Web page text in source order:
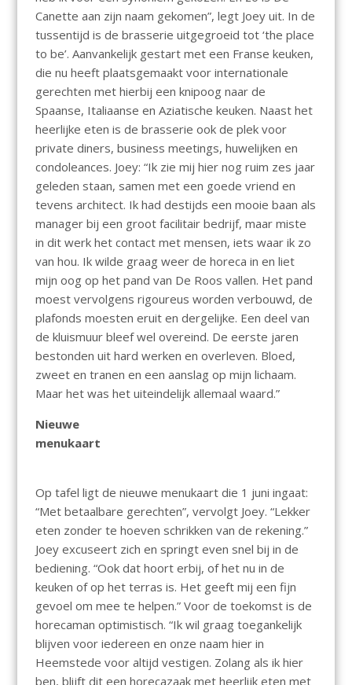
Canette aan zijn naam gekomen”, legt Joey uit. In de
tussentijd is de brasserie uitgegroeid tot ‘the place
to be’. Aanvankelijk gestart met een Franse keuken,
die nu heeft plaatsgemaakt voor internationale
gerechten met hierbij een knipoog naar de
Spaanse, Italiaanse en Aziatische keuken. Naast het
heerlijke eten is de brasserie ook de plek voor
private diners, business meetings, huwelijken en
condoleances. Joey: “Ik zie mij hier nog ruim zes jaar
geleden staan, samen met een goede vriend en
tevens architect. Ik had destijds een mooie baan als
manager bij een groot facilitair bedrijf, maar miste
in dit werk het contact met mensen, iets waar ik zo
van hou. Ik wilde graag weer de horeca in en liet
mijn oog op het pand van De Roos vallen. Het pand
moest vervolgens rigoureus worden verbouwd, de
plafonds moesten eruit en dergelijke. Een deel van
de kluismuur bleef wel overeind. De eerste jaren
bestonden uit hard werken en overleven. Bloed,
zweet en tranen en een aanslag op mijn lichaam.
Maar het was het uiteindelijk allemaal waard.”
Nieuwe
menukaart
Op tafel ligt de nieuwe menukaart die 1 juni ingaat:
“Met betaalbare gerechten”, vervolgt Joey. “Lekker
eten zonder te hoeven schrikken van de rekening.”
Joey excuseert zich en springt even snel bij in de
bediening. “Ook dat hoort erbij, of het nu in de
keuken of op het terras is. Het geeft mij een fijn
gevoel om mee te helpen.” Voor de toekomst is de
horecaman optimistisch. “Ik wil graag toegankelijk
blijven voor iedereen en onze naam hier in
Heemstede voor altijd vestigen. Zolang als ik hier
ben, blijft dit een horecazaak met heerlijk eten met